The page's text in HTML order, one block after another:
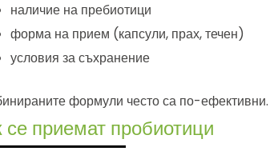
наличие на пребиотици
форма на прием (капсули, прах, течен)
условия за съхранение
формули често са по-ефективни.
се приемат пробиотици